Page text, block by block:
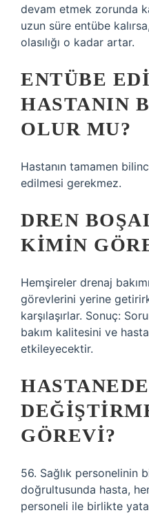
devam etmek zorunda
uzun süre entübe
olasılığı o kadar artar.
ENTÜBE
HASTANIN
OLUR MU?
Hastanın tamamen
edilmesi gerekmez.
DREN
KIMIN
Hemşireler drenaj
görevlerini yerine
karşılaşırlar. Sonuç:
bakım kalitesini ve
etkileyecektir.
GÖREVI?
56. Sağlık personelinin
doğrultusunda hasta,
personeli ile birlikte